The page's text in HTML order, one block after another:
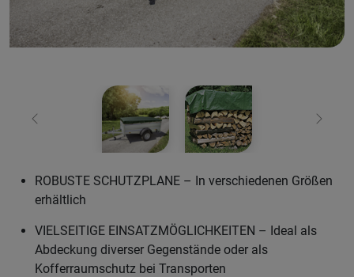
Zurück Weiter
ROBUSTE SCHUTZPLANE – In verschiedenen Größen
erhältlich
VIELSEITIGE EINSATZMÖGLICHKEITEN – Ideal als
Abdeckung diverser Gegenstände oder als
Kofferraumschutz bei Transporten